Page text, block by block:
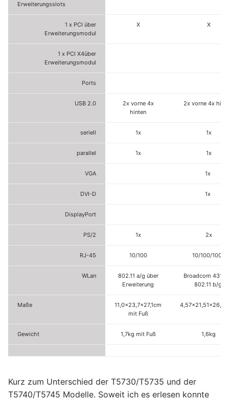
Erweiterungsslots
1 x PCI über
Erweiterungsmodul
X X
1 x PCI X4über
Erweiterungsmodul
Ports
USB 2.0
2x vorne 4x
hinten
2x vorne 4x
seriell 1x 1x
parallel 1x 1x
VGA 1x
DVI-D 1x
DisplayPort
PS/2 1x 2x
RJ-45 10/100 10/100/1000
WLan
802.11 a/g über
Erweiterung
Broadcom
802.11 b/g
Maße
11,0×23,7×27,1cm
mit Fuß
Gewicht 1,7kg mit Fuß 1,6kg
Kurz zum Unterschied der T5730/T5735 und der
T5740/T5745 Modelle. Soweit ich es erlesen konnte